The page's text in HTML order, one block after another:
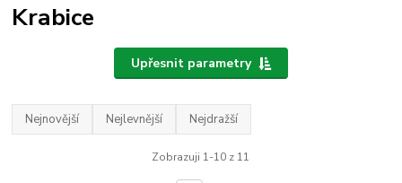
Krabice
Upřesnit parametry
Nejnovější Nejlevnější Nejdražší
Zobrazuji 1-10 z 11